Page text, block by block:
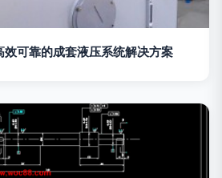
可靠的成套液压系统解决方案